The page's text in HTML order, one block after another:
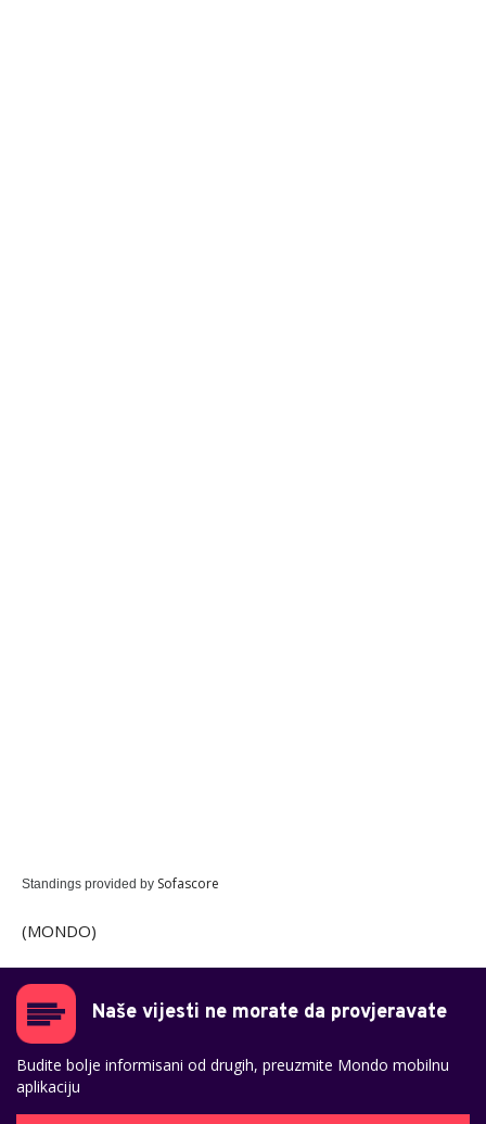
Standings provided by Sofascore
(MONDO)
Naše vijesti ne morate da provjeravate
Budite bolje informisani od drugih, preuzmite Mondo mobilnu
aplikaciju